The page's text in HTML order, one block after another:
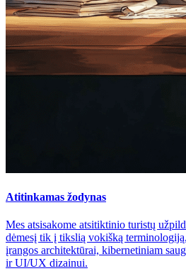
Atitinkamas žodynas
Mes atsisakome atsitiktinio turistų
dėmesį tik į tikslią vokišką
įrangos architektūrai, kibernetiniam
ir UI/UX dizainui.